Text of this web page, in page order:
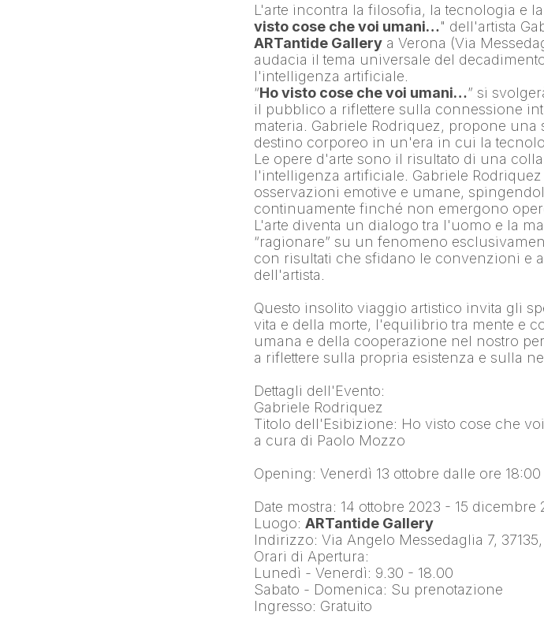
L'arte incontra la filosofia, la tecnologia e
visto cose che voi umani…" dell'artista
ARTantide Gallery a Verona (Via
audacia il tema universale del
l'intelligenza artificiale.
“Ho visto cose che voi umani…” si
il pubblico a riflettere sulla connessione
materia. Gabriele Rodriquez, propone
destino corporeo in un'era in cui la
Le opere d'arte sono il risultato di una
l'intelligenza artificiale. Gabriele Rodriquez
osservazioni emotive e umane,
continuamente finché non emergono
L'arte diventa un dialogo tra l'uomo e la
“ragionare” su un fenomeno
con risultati che sfidano le convenzioni e
dell'artista.
Questo insolito viaggio artistico invita gli
vita e della morte, l'equilibrio tra mente e
umana e della cooperazione nel nostro
a riflettere sulla propria esistenza e sulla
Dettagli dell'Evento:
Gabriele Rodriquez
Titolo dell'Esibizione: Ho visto cose che
a cura di Paolo Mozzo
Opening: Venerdì 13 ottobre dalle ore 18:00
Date mostra: 14 ottobre 2023 - 15 dicembre
Luogo: ARTantide Gallery
Indirizzo: Via Angelo Messedaglia 7,
Orari di Apertura:
Lunedì - Venerdì: 9.30 - 18.00
Sabato - Domenica: Su prenotazione
Ingresso: Gratuito